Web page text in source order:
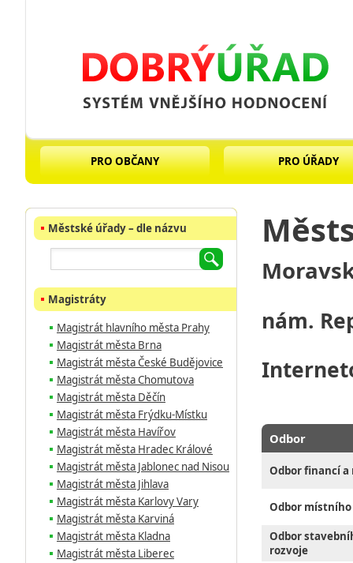
PRO OBČANY PRO ÚŘADY
Městské úřady – dle názvu
Magistráty
Magistrát hlavního města Prahy
Magistrát města Brna
Magistrát města České Budějovice
Magistrát města Chomutova
Magistrát města Děčín
Magistrát města Frýdku-Místku
Magistrát města Havířov
Magistrát města Hradec Králové
Magistrát města Jablonec nad Nisou
Magistrát města Jihlava
Magistrát města Karlovy Vary
Magistrát města Karviná
Magistrát města Kladna
Magistrát města Liberec
nám.
Odbor
Odbor financí a
Odbor
Odbor
rozvoje